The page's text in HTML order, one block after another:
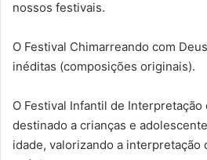
nossos festivais.
O Festival Chimarreando com
inéditas (composições originais).
O Festival Infantil de Interpretação
destinado a crianças e
idade, valorizando a interpretação